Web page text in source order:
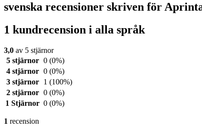
svenska recensioner skriven för
1 kundrecension i alla språk
3,0 av 5 stjärnor
5 stjärnor 0 (0%)
4 stjärnor 0 (0%)
3 stjärnor
1 (100%)
2 stjärnor 0 (0%)
1 Stjärnor 0 (0%)
1 recension